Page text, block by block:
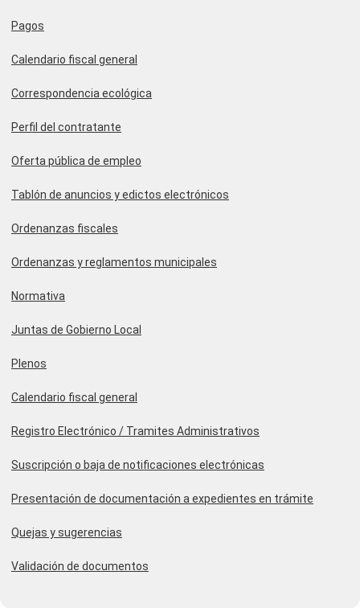
Pagos
Calendario fiscal general
Correspondencia ecológica
Perfil del contratante
Oferta pública de empleo
Tablón de anuncios y edictos electrónicos
Ordenanzas fiscales
Ordenanzas y reglamentos municipales
Normativa
Juntas de Gobierno Local
Plenos
Calendario fiscal general
Registro Electrónico / Tramites Administrativos
Suscripción o baja de notificaciones electrónicas
Presentación de documentación a expedientes en trámite
Quejas y sugerencias
Validación de documentos